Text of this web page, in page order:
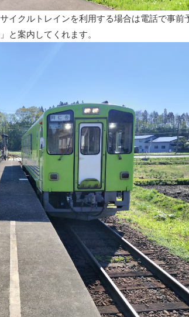
イクルトレインを利用する場合は電話で事前
と案内してくれます。